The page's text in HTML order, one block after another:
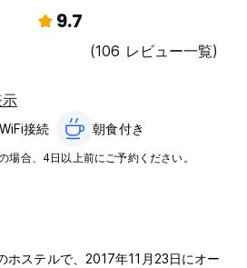
9.7
(106 レビュー一覧)
接続 朝食付き‎
場合、4日以上前にご予約ください。
ホステルで、2017年11月23日にオー